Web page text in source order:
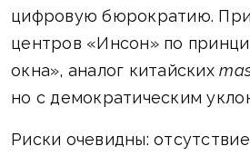
цифровую бюрократию.
центров «Инсон» по
окна», аналог китайских
но с демократическим
Риски очевидны: